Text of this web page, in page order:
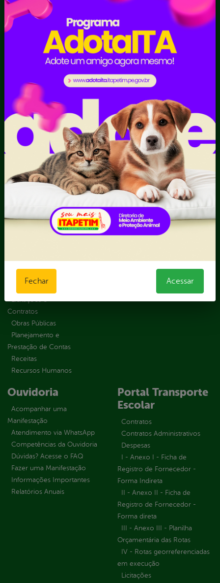
Educação e Esportes
Gestão de frota
Mulher
Obras e Serviços urbanos
Portal da
Transparência
Educação
Saúde
Atos normativos
Convênios e
Transferências
Dados Abertos
Emendas
parlamentares
LGPD e Governo
Licitações e
Contratos
Obras Públicas
Planejamento e
Prestação de Contas
Receitas
Recursos Humanos
Serviços
Ouvidoria e
Serviço de
Informação
Tribuna
Como
solicitar
Consulte sua
Solicitação
Decretos
Estatísticas
Formulários
Sic Físico
Recurso
Solicitar um
Ouvidoria
Acompanhar uma
Manifestação
Atendimento via WhatsApp
Competências da Ouvidoria
Dúvidas? Acesse o FAQ
Fazer uma Manifestação
Informações Importantes
Relatórios Anuais
Portal Transporte
Escolar
Contratos
Contratos Administrativos
Despesas
I - Anexo I - Ficha de
Registro de Fornecedor -
Forma Indireta
II - Anexo II - Ficha de
Registro de Fornecedor -
Forma direta
III - Anexo III - Planilha
Orçamentária das Rotas
IV - Rotas georreferenciadas
em execução
Licitações
Fechar Acessar